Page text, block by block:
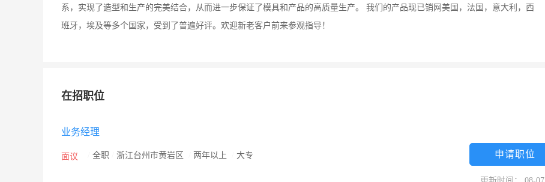
系，实现了造型和生产的完美结合，从而进一步保证了模具和产品的高质量生产。 我们的产品现已销网美国，法国，意大利，西
班牙，埃及等多个国家，受到了普遍好评。欢迎新老客户前来参观指导！
在招职位
业务经理
面议 全职 浙江台州市黄岩区 两年以上 大专 申请职位